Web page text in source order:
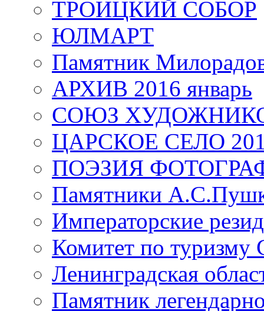
ТРОИЦКИЙ СОБОР
ЮЛМАРТ
Памятник
АРХИВ 2016 январь
СОЮЗ
ЦАРСКОЕ СЕЛО
ПОЭЗИЯ
Памятники
Императорские
Комитет по туризму
Ленинградская
Памятник